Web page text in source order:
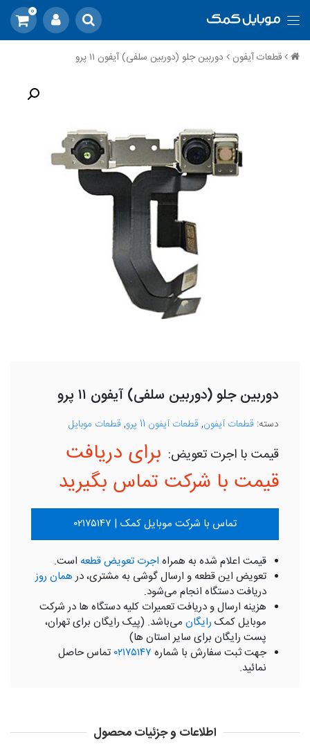
0
قطعات آیفون دوربین جلو (دوربین سلفی) آیفون ۱۱ پرو
دوربین جلو (دوربین سلفی) آیفون ۱۱ پرو
دسته: قطعات آیفون, قطعات آیفون 11 پرو , قطعات موبایل
برای دریافت
قیمت با شرکت تماس بگیرید
تماس با شرکت موبایل کمک | ۰۲۱۷۵۱۴۷
قیمت اعلام شده به همراه اجرت تعویض قطعه است.
تعویض این قطعه و ارسال گوشی به مشتری، درهمان روز
دریافت دستگاه انجام می‌شود.
هزینه ارسال و دریافت تعمیرات کلیه دستگاه ها در شرکت
موبایل کمک رایگان می‌باشد. (پیک رایگان برای تهران،
پست رایگان برای سایر استان ها)
جهت ثبت سفارش با شماره ۰۲۱۷۵۱۴۷ تماس حاصل
نمائید.
اطلاعات و جزئیات محصول